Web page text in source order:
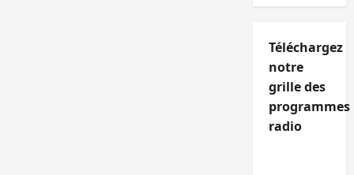
Téléchargez
notre
grille des
programmes
radio